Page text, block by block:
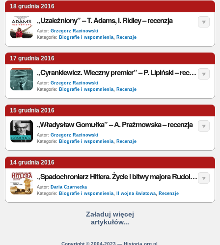
18 grudnia 2016
„Uzależniony” – T. Adams, I. Ridley – recenzja
Autor: Grzegorz Racinowski
Kategorie: Biografie i wspomnienia, Recenzje
17 grudnia 2016
„Cyrankiewicz. Wieczny premier” – P. Lipiński – recenzja
Autor: Grzegorz Racinowski
Kategorie: Biografie i wspomnienia, Recenzje
15 grudnia 2016
„Władysław Gomułka” – A. Prażmowska – recenzja
Autor: Grzegorz Racinowski
Kategorie: Biografie i wspomnienia, Recenzje
14 grudnia 2016
„Spadochroniarz Hitlera. Życie i bitwy majora Rudolfa Witziga, zdobywcy fortu Eben-Emael” – G. Villahermosa – recenzja
Autor: Daria Czarnecka
Kategorie: Biografie i wspomnienia, II wojna światowa, Recenzje
Załaduj więcej
artykułów...
Copyright © 2004-2023 — Historia.org.pl.